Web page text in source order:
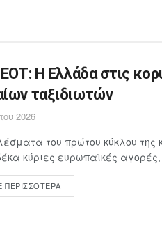
Η Ελλάδα στις
ταξιδιωτών
2026
του πρώτου κύκλου της
κύριες ευρωπαϊκές
ΠΕΡΙΣΣΌΤΕΡΑ